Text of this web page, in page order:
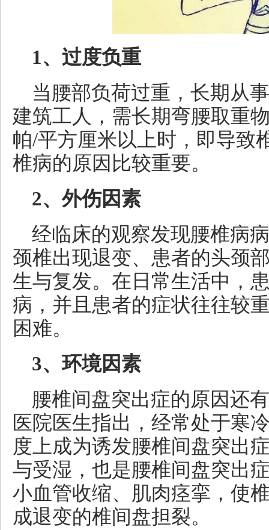
1、过度负重
当腰部负荷过重，长期从
建筑工人，需长期弯腰取重
帕/平方厘米以上时，即导致
椎病的原因比较重要。
2、外伤因素
经临床的观察发现腰椎病
颈椎出现退变、患者的头颈
生与复发。在日常生活中，
病，并且患者的症状往往较
困难。
3、环境因素
腰椎间盘突出症的原因还
医院医生指出，经常处于寒
度上成为诱发腰椎间盘突出
与受湿，也是腰椎间盘突出
小血管收缩、肌肉痉挛，使
成退变的椎间盘担裂。